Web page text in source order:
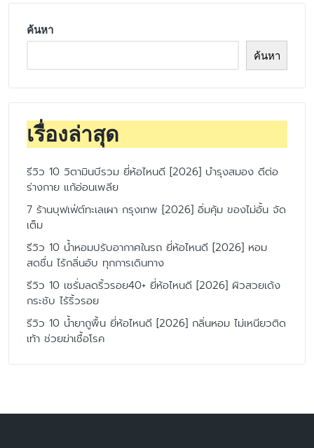
ค้นหา
ค้นหา
เรื่องล่าสุด
รีวิว 10 วิตามินบีรวม ยี่ห้อไหนดี [2026] บำรุงสมอง ดีต่อ
ร่างกาย แก้อ่อนเพลีย
7 ร้านบุฟเฟ่ต์ทะเลเผา กรุงเทพ [2026] อิ่มคุ้ม ของไม่อั้น จัด
เต็ม
รีวิว 10 น้ำหอมปรับอากาศในรถ ยี่ห้อไหนดี [2026] หอม
สดชื่น ไร้กลิ่นอับ ทุกการเดินทาง
รีวิว 10 เซรั่มลดริ้วรอย40+ ยี่ห้อไหนดี [2026] ผิวสวยเด้ง
กระชับ ไร้ริ้วรอย
รีวิว 10 น้ำยาถูพื้น ยี่ห้อไหนดี [2026] กลิ่นหอม ไม่เหนียวติด
เท้า ช่วยฆ่าเชื้อโรค